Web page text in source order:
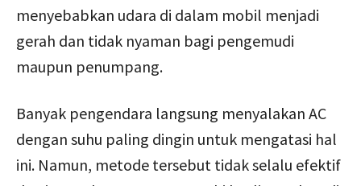
menyebabkan udara di dalam mobil menjadi
gerah dan tidak nyaman bagi pengemudi
maupun penumpang.
Banyak pengendara langsung menyalakan AC
dengan suhu paling dingin untuk mengatasi hal
ini. Namun, metode tersebut tidak selalu efektif